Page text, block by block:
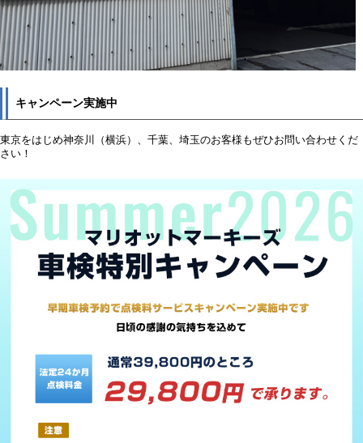
キャンペーン実施中
東京をはじめ神奈川（横浜）、千葉、埼玉のお客様もぜひお問い合わせくだ
さい！